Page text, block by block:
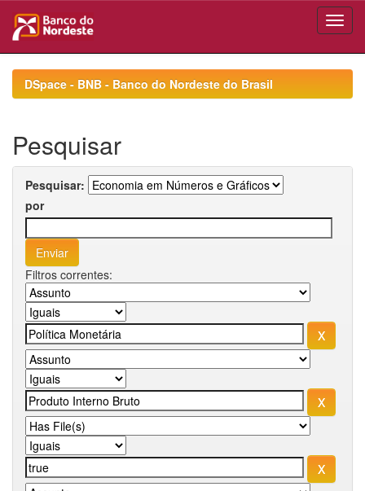
navigationDSpace - BNB - Banco do Nordeste do Brasil
Pesquisar
Pesquisar:
por
Filtros correntes: